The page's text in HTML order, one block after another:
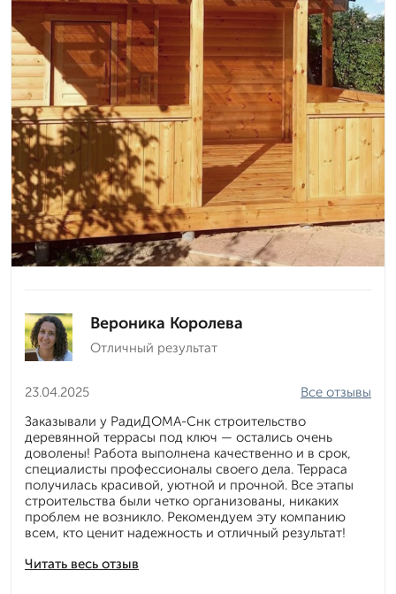
Вероника Королева
Отличный результат
23.04.2025
Читать весь отзыв
Все отзывы
Заказывали у РадиДОМА-Снк строительство
деревянной террасы под ключ — остались очень
доволены! Работа выполнена качественно и в срок,
специалисты профессионалы своего дела. Терраса
получилась красивой, уютной и прочной. Все этапы
строительства были четко организованы, никаких
проблем не возникло. Рекомендуем эту компанию
всем, кто ценит надежность и отличный результат!